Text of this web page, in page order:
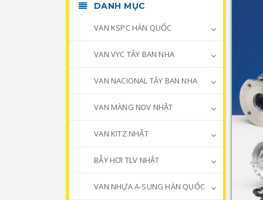
DANH MỤC
VAN KSPC HÀN QUỐC
VAN VYC TÂY BAN NHA
VAN NACIONAL TÂY BAN NHA
VAN MÀNG NDV NHẬT
VAN KITZ NHẬT
BẪY HƠI TLV NHẬT
VAN NHỰA A-SUNG HÀN QUỐC